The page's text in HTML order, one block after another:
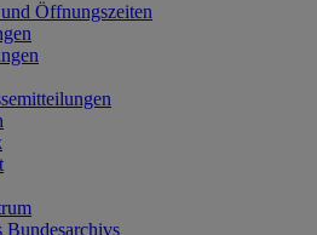
Öffnungszeiten
Bundesarchivs